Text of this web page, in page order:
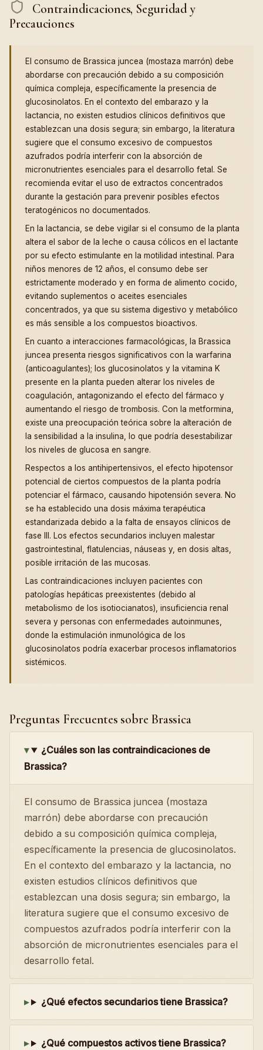
Contraindicaciones, Seguridad y
Precauciones
El consumo de Brassica juncea (mostaza marrón) debe
abordarse con precaución debido a su composición
química compleja, específicamente la presencia de
glucosinolatos. En el contexto del embarazo y la
lactancia, no existen estudios clínicos definitivos que
establezcan una dosis segura; sin embargo, la literatura
sugiere que el consumo excesivo de compuestos
azufrados podría interferir con la absorción de
micronutrientes esenciales para el desarrollo fetal. Se
recomienda evitar el uso de extractos concentrados
durante la gestación para prevenir posibles efectos
teratogénicos no documentados.
En la lactancia, se debe vigilar si el consumo de la planta
altera el sabor de la leche o causa cólicos en el lactante
por su efecto estimulante en la motilidad intestinal. Para
niños menores de 12 años, el consumo debe ser
estrictamente moderado y en forma de alimento cocido,
evitando suplementos o aceites esenciales
concentrados, ya que su sistema digestivo y metabólico
es más sensible a los compuestos bioactivos.
En cuanto a interacciones farmacológicas, la Brassica
juncea presenta riesgos significativos con la warfarina
(anticoagulantes); los glucosinolatos y la vitamina K
presente en la planta pueden alterar los niveles de
coagulación, antagonizando el efecto del fármaco y
aumentando el riesgo de trombosis. Con la metformina,
existe una preocupación teórica sobre la alteración de
la sensibilidad a la insulina, lo que podría desestabilizar
los niveles de glucosa en sangre.
Respectos a los antihipertensivos, el efecto hipotensor
potencial de ciertos compuestos de la planta podría
potenciar el fármaco, causando hipotensión severa. No
se ha establecido una dosis máxima terapéutica
estandarizada debido a la falta de ensayos clínicos de
fase III. Los efectos secundarios incluyen malestar
gastrointestinal, flatulencias, náuseas y, en dosis altas,
posible irritación de las mucosas.
Las contraindicaciones incluyen pacientes con
patologías hepáticas preexistentes (debido al
metabolismo de los isotiocianatos), insuficiencia renal
severa y personas con enfermedades autoinmunes,
donde la estimulación inmunológica de los
glucosinolatos podría exacerbar procesos inflamatorios
sistémicos.
Preguntas Frecuentes sobre Brassica
¿Cuáles son las contraindicaciones de
Brassica?
El consumo de Brassica juncea (mostaza
marrón) debe abordarse con precaución
debido a su composición química compleja,
específicamente la presencia de glucosinolatos.
En el contexto del embarazo y la lactancia, no
existen estudios clínicos definitivos que
establezcan una dosis segura; sin embargo, la
literatura sugiere que el consumo excesivo de
compuestos azufrados podría interferir con la
absorción de micronutrientes esenciales para el
desarrollo fetal.
¿Qué efectos secundarios tiene Brassica?
¿Qué compuestos activos tiene Brassica?